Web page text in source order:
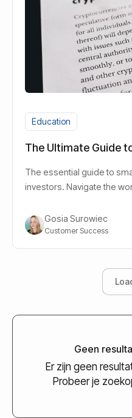
Education
The Ultimate Guide
The essential guide to
investors. Navigate the
Gosia Surowiec
Customer Success
Geen
Er zijn geen
Probeer je